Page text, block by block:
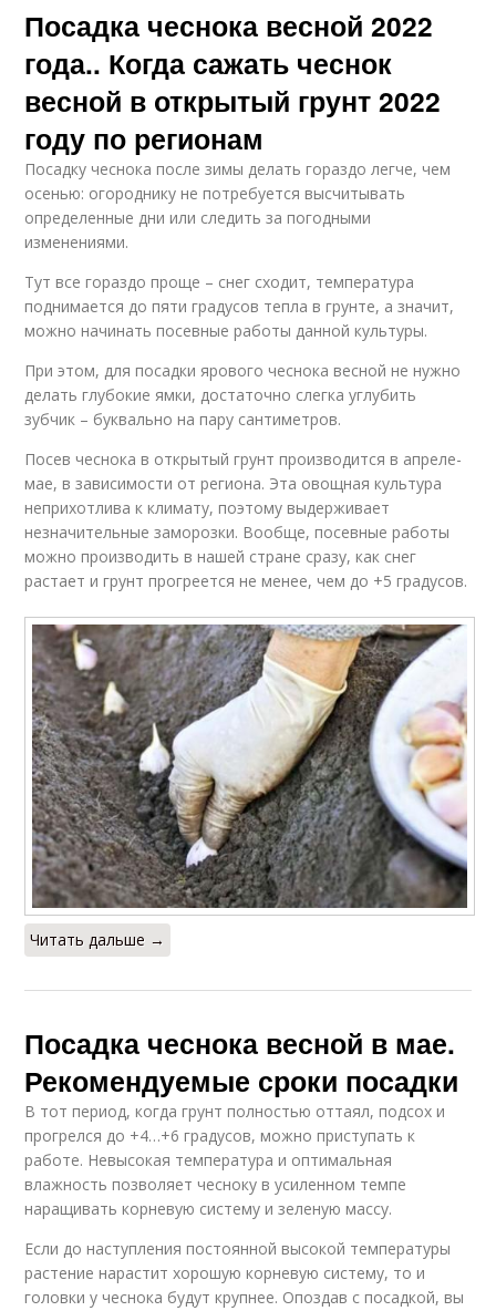
Посадка чеснока весной 2022
года.. Когда сажать чеснок
весной в открытый грунт 2022
году по регионам
Посадку чеснока после зимы делать гораздо легче, чем
осенью: огороднику не потребуется высчитывать
определенные дни или следить за погодными
изменениями.
Тут все гораздо проще – снег сходит, температура
поднимается до пяти градусов тепла в грунте, а значит,
можно начинать посевные работы данной культуры.
При этом, для посадки ярового чеснока весной не нужно
делать глубокие ямки, достаточно слегка углубить
зубчик – буквально на пару сантиметров.
Посев чеснока в открытый грунт производится в апреле-
мае, в зависимости от региона. Эта овощная культура
неприхотлива к климату, поэтому выдерживает
незначительные заморозки. Вообще, посевные работы
можно производить в нашей стране сразу, как снег
растает и грунт прогреется не менее, чем до +5 градусов.
Читать дальше →
Посадка чеснока весной в мае.
Рекомендуемые сроки посадки
В тот период, когда грунт полностью оттаял, подсох и
прогрелся до +4…+6 градусов, можно приступать к
работе. Невысокая температура и оптимальная
влажность позволяет чесноку в усиленном темпе
наращивать корневую систему и зеленую массу.
Если до наступления постоянной высокой температуры
растение нарастит хорошую корневую систему, то и
головки у чеснока будут крупнее. Опоздав с посадкой, вы